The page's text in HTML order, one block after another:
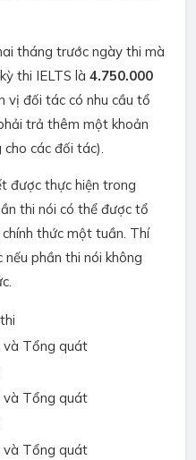
tháng trước ngày thi mà
thi IELTS là 4.750.000
vị đối tác có nhu cầu tổ
trả thêm một khoản
các đối tác).
được thực hiện trong
thi nói có thể được tổ
thức một tuần. Thí
phần thi nói không
và Tổng quát
và Tổng quát
và Tổng quát